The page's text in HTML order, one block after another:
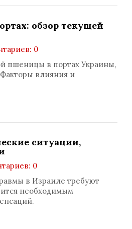
обзор текущей
0
пшеницы в портах Украины,
влияния и
ситуации,
0
в Израиле требуют
необходимым